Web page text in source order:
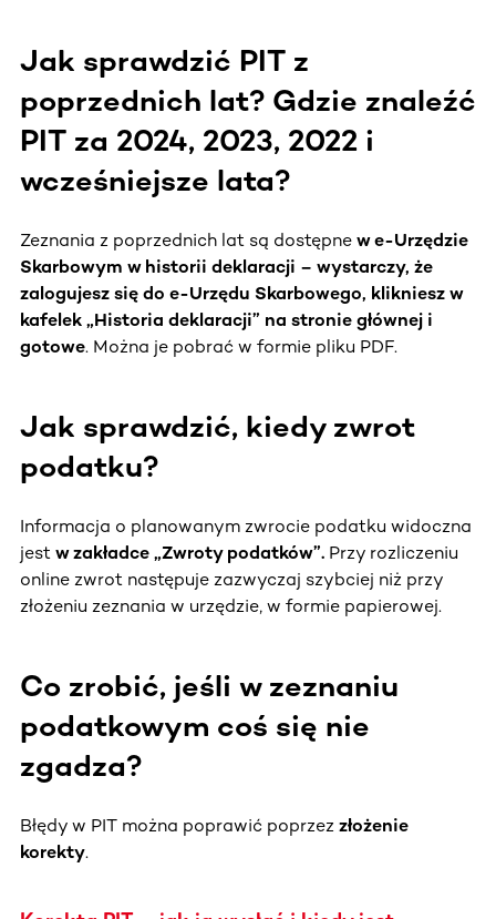
Jak sprawdzić PIT z
poprzednich lat? Gdzie znaleźć
PIT za 2024, 2023, 2022 i
wcześniejsze lata?
Zeznania z poprzednich lat są dostępne w e-Urzędzie
Skarbowym w historii deklaracji – wystarczy, że
zalogujesz się do e-Urzędu Skarbowego, klikniesz w
kafelek „Historia deklaracji” na stronie głównej i
gotowe. Można je pobrać w formie pliku PDF.
Jak sprawdzić, kiedy zwrot
podatku?
Informacja o planowanym zwrocie podatku widoczna
jest w zakładce „Zwroty podatków”. Przy rozliczeniu
online zwrot następuje zazwyczaj szybciej niż przy
złożeniu zeznania w urzędzie, w formie papierowej.
Co zrobić, jeśli w zeznaniu
podatkowym coś się nie
zgadza?
Błędy w PIT można poprawić poprzez złożenie
korekty.